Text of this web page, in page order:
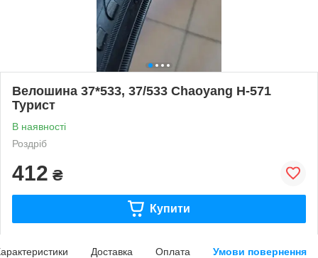
Велошина 37*533, 37/533 Chaoyang H-571
Турист
В наявності
Роздріб
412 ₴
Купити
Доставка Оплата Умови повернення